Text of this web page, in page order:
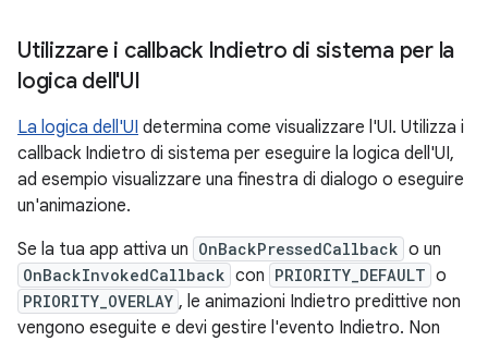
Utilizzare i callback Indietro di sistema per la
logica dell'UI
La logica dell'UI determina come visualizzare l'UI. Utilizza i
callback Indietro di sistema per eseguire la logica dell'UI,
ad esempio visualizzare una finestra di dialogo o eseguire
un'animazione.
Se la tua app attiva un OnBackPressedCallback o un
OnBackInvokedCallback con PRIORITY_DEFAULT o
PRIORITY_OVERLAY , le animazioni Indietro predittive non
vengono eseguite e devi gestire l'evento Indietro. Non